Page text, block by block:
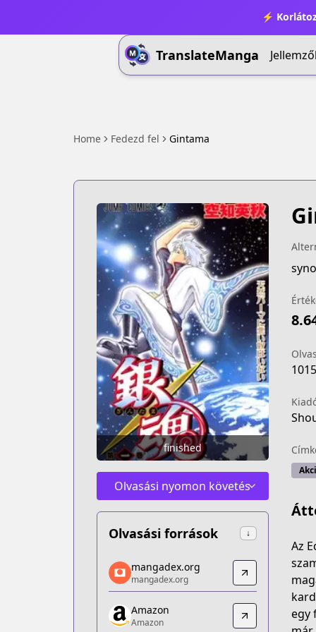
⚡
TranslateManga
Home Fedezd fel Gintama
finished
Olvasási nyomon követés
Olvasási források ↓
mangadex.org
mangadex.org
https://mangadex.org/title/f65444dc-
Amazon
mangadex.org
mangadex.org
Amazon
Amazon
Az
egy